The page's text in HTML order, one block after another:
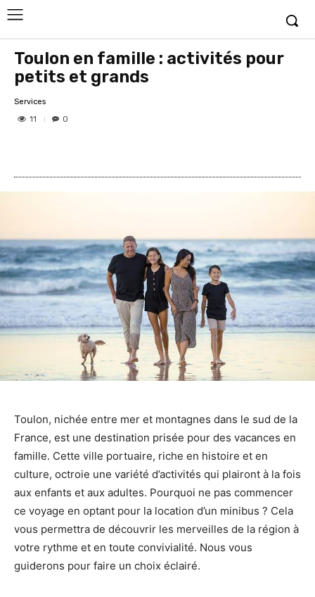
Toulon en famille : activités pour
petits et grands
Services
11
0
Toulon, nichée entre mer et montagnes dans le sud de la
France, est une destination prisée pour des vacances en
famille. Cette ville portuaire, riche en histoire et en
culture, octroie une variété d’activités qui plairont à la fois
aux enfants et aux adultes. Pourquoi ne pas commencer
ce voyage en optant pour la location d’un minibus ? Cela
vous permettra de découvrir les merveilles de la région à
votre rythme et en toute convivialité. Nous vous
guiderons pour faire un choix éclairé.